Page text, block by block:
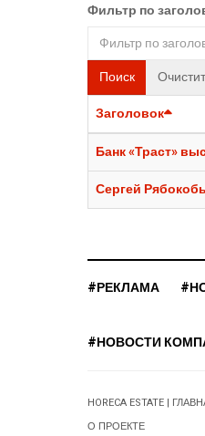
Фильтр по
Поиск
Заголовок
Банк «Траст»
Сергей
#РЕКЛАМА
#НОВОСТИ
HORECA ESTATE |
О ПРОЕКТЕ